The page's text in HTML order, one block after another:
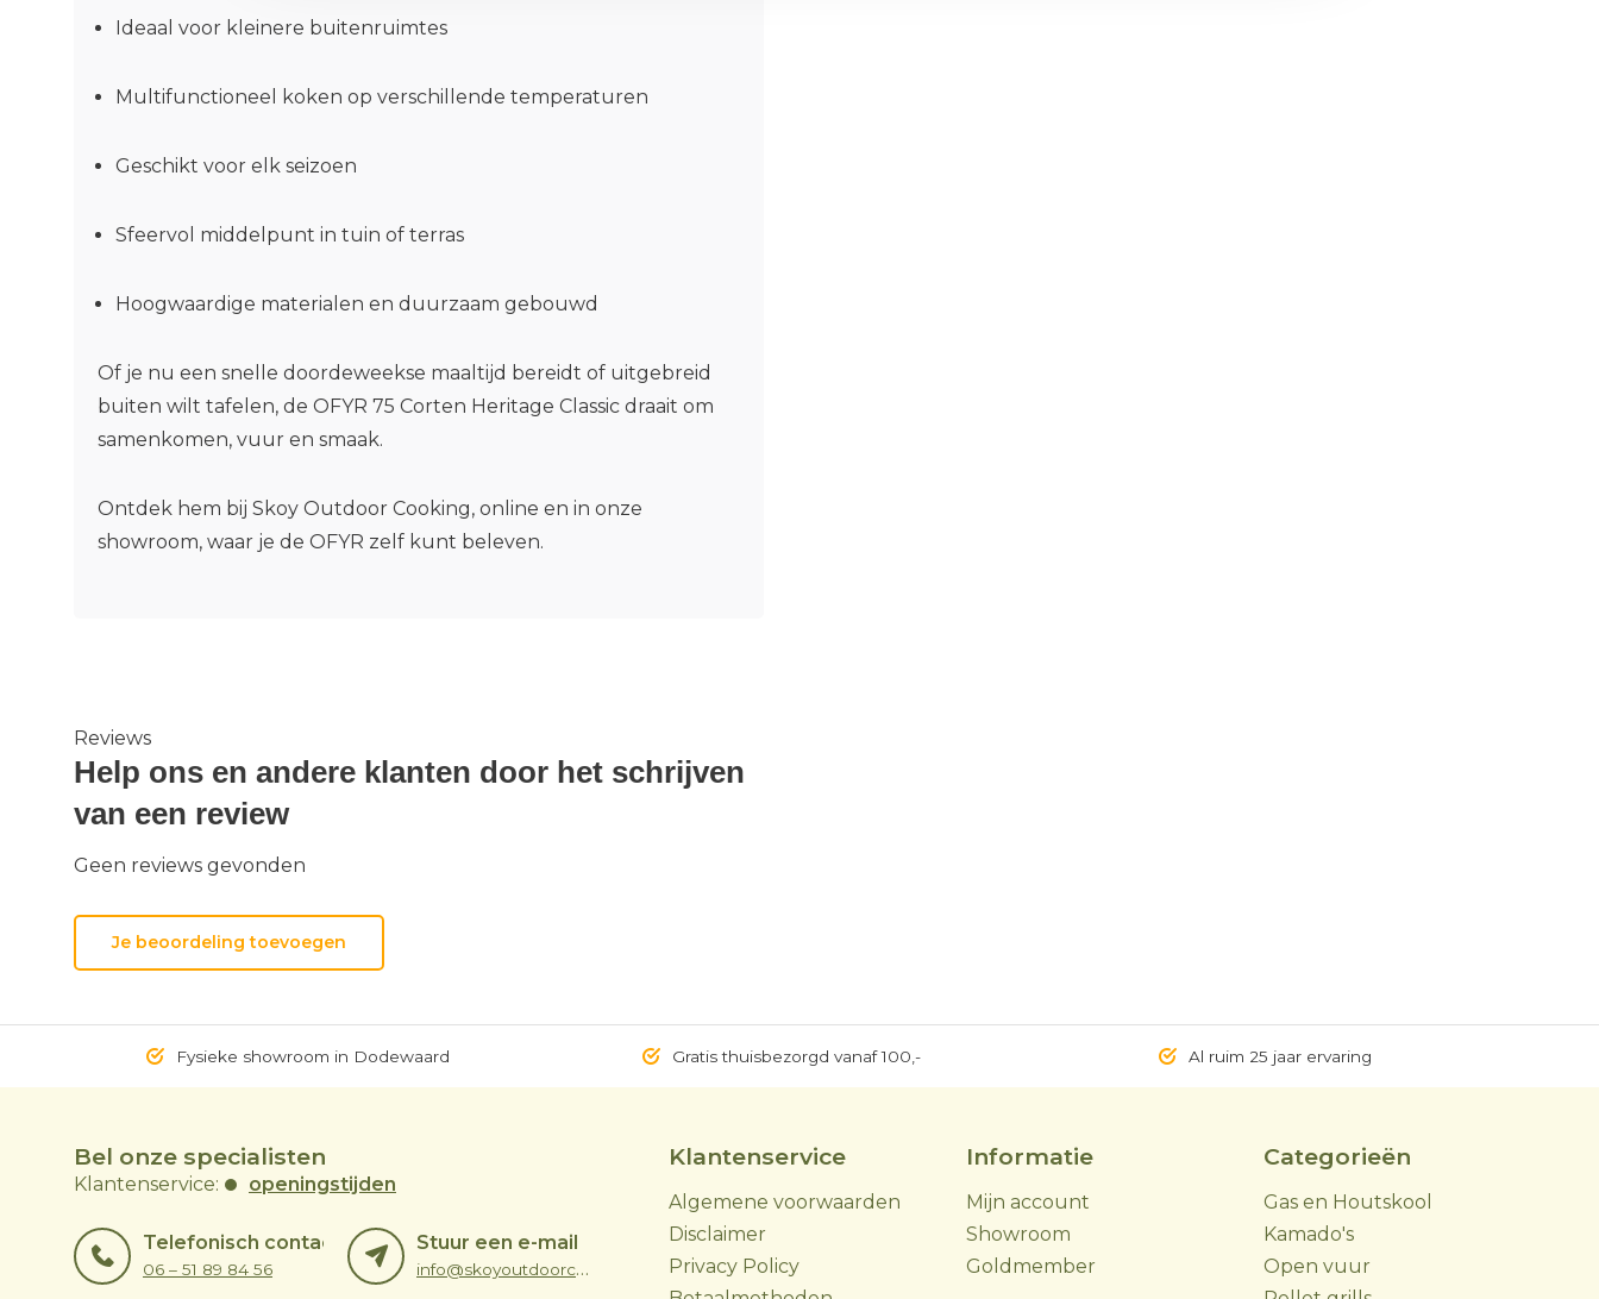
Ideaal voor kleinere buitenruimtes
Multifunctioneel koken op verschillende temperaturen
Geschikt voor elk seizoen
Sfeervol middelpunt in tuin of terras
Hoogwaardige materialen en duurzaam gebouwd
Of je nu een snelle doordeweekse maaltijd bereidt of uitgebreid
buiten wilt tafelen, de OFYR 75 Corten Heritage Classic draait om
samenkomen, vuur en smaak.
Ontdek hem bij Skoy Outdoor Cooking, online en in onze
showroom, waar je de OFYR zelf kunt beleven.
Reviews
Help ons en andere klanten door het schrijven
van een review
Geen reviews gevonden
Je beoordeling toevoegen
Fysieke showroom in Dodewaard Gratis thuisbezorgd vanaf 100,- Al ruim 25 jaar ervaring
Bel onze specialisten
Klantenservice: openingstijden
Telefonisch contact
06 – 51 89 84 56
Stuur een e-mail
info@skoyoutdoorcooking.nl
Klantenservice
Algemene voorwaarden
Disclaimer
Privacy Policy
Informatie
Mijn account
Showroom
Goldmember
Categorieën
Gas en Houtskool
Kamado's
Open vuur